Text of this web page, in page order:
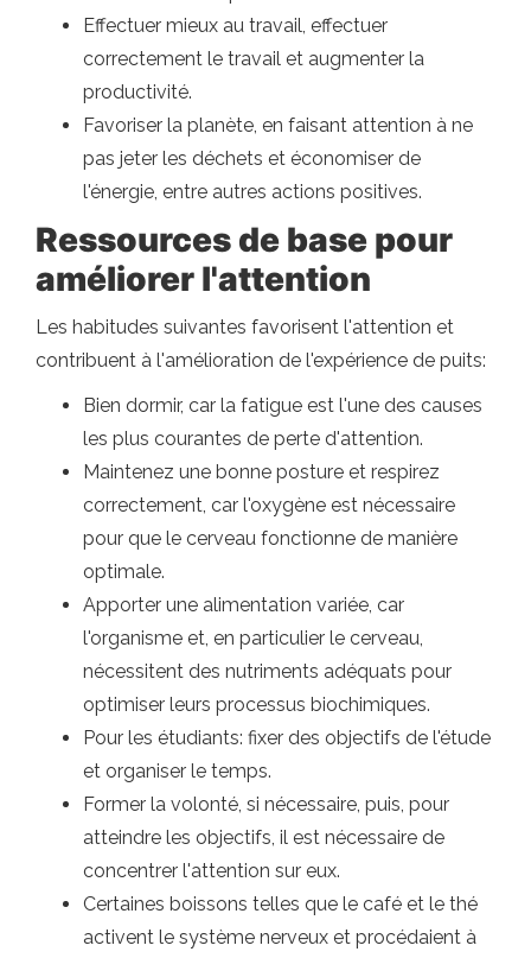
Effectuer mieux au travail, effectuer
correctement le travail et augmenter la
productivité.
Favoriser la planète, en faisant attention à ne
pas jeter les déchets et économiser de
l'énergie, entre autres actions positives.
Ressources de base pour
améliorer l'attention
Les habitudes suivantes favorisent l'attention et
contribuent à l'amélioration de l'expérience de puits:
Bien dormir, car la fatigue est l'une des causes
les plus courantes de perte d'attention.
Maintenez une bonne posture et respirez
correctement, car l'oxygène est nécessaire
pour que le cerveau fonctionne de manière
optimale.
Apporter une alimentation variée, car
l'organisme et, en particulier le cerveau,
nécessitent des nutriments adéquats pour
optimiser leurs processus biochimiques.
Pour les étudiants: fixer des objectifs de l'étude
et organiser le temps.
Former la volonté, si nécessaire, puis, pour
atteindre les objectifs, il est nécessaire de
concentrer l'attention sur eux.
Certaines boissons telles que le café et le thé
activent le système nerveux et procédaient à